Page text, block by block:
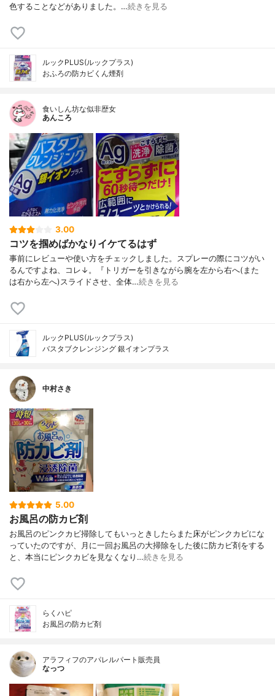
色することなどがありました。…続きを見る
ルックPLUS(ルックプラス)
おふろの防カビくん煙剤
食いしん坊な似非歴女
あんころ
3.00
コツを掴めばかなりイケてるはず
事前にレビューや使い方をチェックしました。スプレーの際にコツがい
るんですよね、コレ↓。『トリガーを引きながら腕を左から右へ(また
は右から左へ)スライドさせ、全体…続きを見る
ルックPLUS(ルックプラス)
バスタブクレンジング 銀イオンプラス
中村さき
5.00
お風呂の防カビ剤
お風呂のピンクカビ掃除してもいっときしたらまた床がピンクカビにな
っていたのですが、月に一回お風呂の大掃除をした後に防カビ剤をする
と、本当にピンクカビを見なくなり…続きを見る
らくハピ
お風呂の防カビ剤
アラフィフのアパレルパート販売員
なっつ